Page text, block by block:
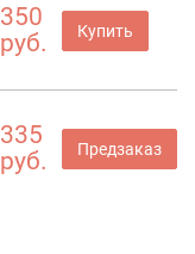
350
руб.
Купить
335
руб.
Предзаказ